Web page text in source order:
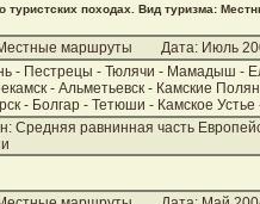
туристских походах. Вид туризма:
маршруты Дата: Июль
- Пестрецы - Тюлячи - Мамадыш -
- Альметьевск - Камские
- Болгар - Тетюши - Камское
Средняя равнинная часть